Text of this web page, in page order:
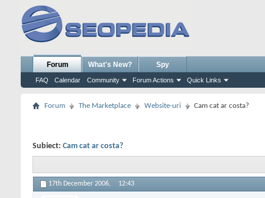
Forum
FAQ Calendar Community Forum Actions Quick Links
What's New? Spy
Forum The Marketplace Website-uri Cam cat ar costa?
Subiect: Cam cat ar costa?
17th December 2006, 12:43